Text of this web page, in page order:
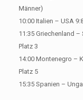
Männer)
10:00 Italien – USA
11:35 Griechenland –
Platz 3
14:00 Montenegro –
Platz 5
15:35 Spanien –